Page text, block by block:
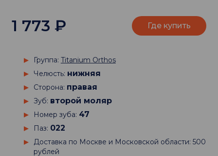
Группа: Titanium Orthos
Челюсть: нижняя
Сторона: правая
Зуб: второй моляр
Номер зуба: 47
Паз: 022
Доставка по Москве и Московской области: 500
рублей
1 773 ₽ Где купить